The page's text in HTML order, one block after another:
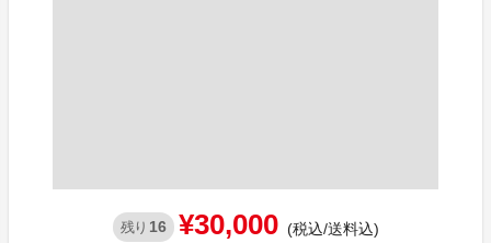
残り 16 ¥30,000 (税込/送料込)